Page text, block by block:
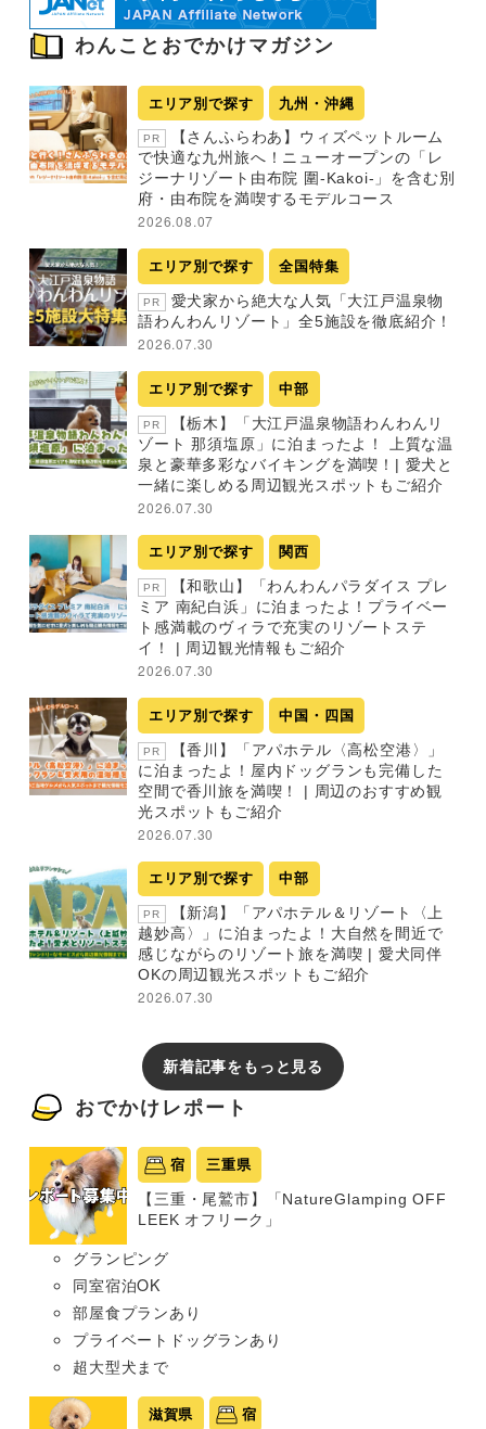
わんことおでかけマガジン
エリア別で探す 九州・沖縄
PR
【さんふらわあ】ウィズペットルーム
で快適な九州旅へ！ニューオープンの「レ
ジーナリゾート由布院 圍-Kakoi-」を含む別
府・由布院を満喫するモデルコース
2026.08.07
エリア別で探す 全国特集
PR
愛犬家から絶大な人気「大江戸温泉物
語わんわんリゾート」全5施設を徹底紹介！
2026.07.30
エリア別で探す 中部
PR
【栃木】「大江戸温泉物語わんわんリ
ゾート 那須塩原」に泊まったよ！ 上質な温
泉と豪華多彩なバイキングを満喫！| 愛犬と
一緒に楽しめる周辺観光スポットもご紹介
2026.07.30
エリア別で探す 関西
PR
【和歌山】「わんわんパラダイス プレ
ミア 南紀白浜」に泊まったよ！プライベー
ト感満載のヴィラで充実のリゾートステ
イ！ | 周辺観光情報もご紹介
2026.07.30
エリア別で探す 中国・四国
PR
【香川】「アパホテル〈高松空港〉」
に泊まったよ！屋内ドッグランも完備した
空間で香川旅を満喫！ | 周辺のおすすめ観
光スポットもご紹介
2026.07.30
エリア別で探す 中部
PR
【新潟】「アパホテル＆リゾート〈上
越妙高〉」に泊まったよ！大自然を間近で
感じながらのリゾート旅を満喫 | 愛犬同伴
OKの周辺観光スポットもご紹介
2026.07.30
新着記事をもっと見る
おでかけレポート
宿 三重県
【三重・尾鷲市】「NatureGlamping OFF
LEEK オフリーク」
グランピング
同室宿泊OK
部屋食プランあり
プライベートドッグランあり
超大型犬まで
滋賀県 宿